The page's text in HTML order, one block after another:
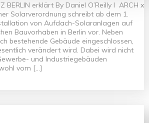
BERLIN erklärt By Daniel O’Reilly l ARCH x
Solarverordnung schreibt ab dem 1.
von Aufdach-Solaranlagen auf
Bauvorhaben in Berlin vor. Neben
bestehende Gebäude eingeschlossen,
verändert wird. Dabei wird nicht
und Industriegebäuden
vom […]